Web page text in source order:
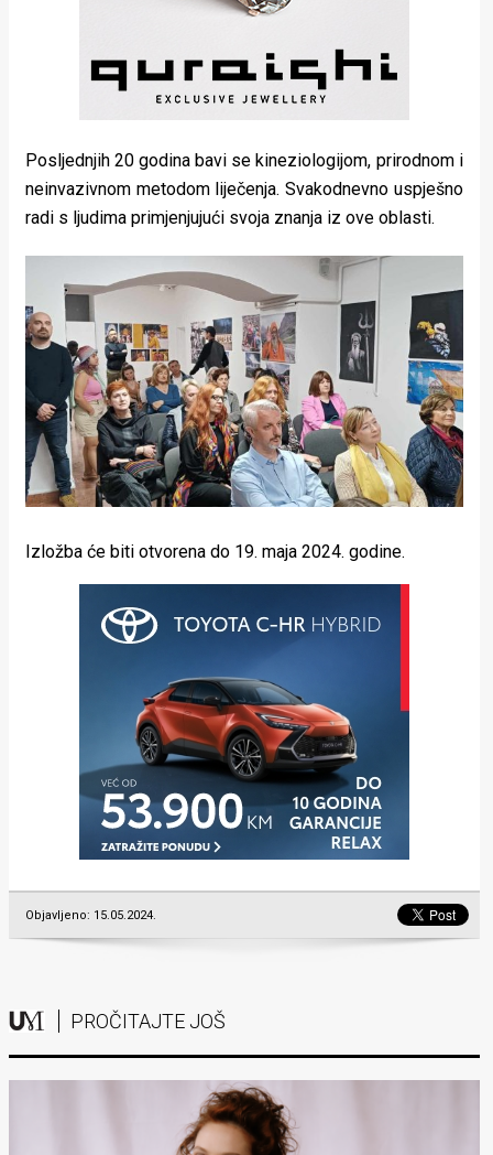
Posljednjih 20 godina bavi se kineziologijom, prirodnom i
neinvazivnom metodom liječenja. Svakodnevno uspješno
radi s ljudima primjenjujući svoja znanja iz ove oblasti.
Izložba će biti otvorena do 19. maja 2024. godine.
Objavljeno: 15.05.2024.
PROČITAJTE JOŠ